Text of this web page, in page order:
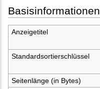
Basisinformationen
Anzeigetitel
Standardsortierschlüssel
Seitenlänge (in Bytes)